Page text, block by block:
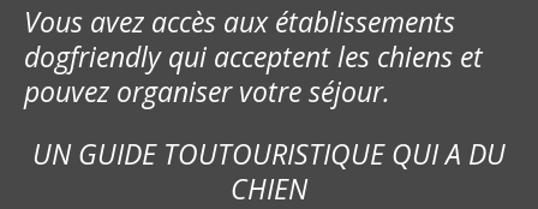
Vous avez accès aux établissements
dogfriendly qui acceptent les chiens et
pouvez organiser votre séjour.
UN GUIDE TOUTOURISTIQUE QUI A DU
CHIEN